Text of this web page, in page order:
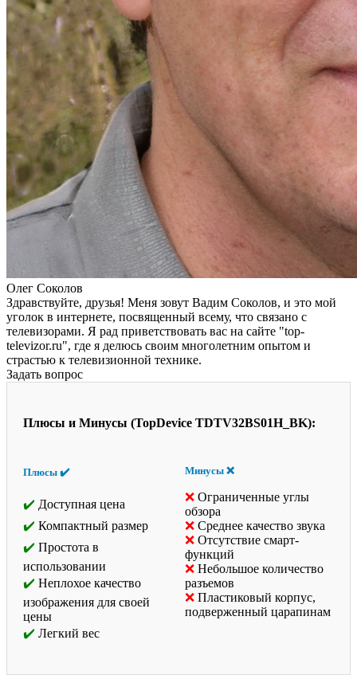
Олег Соколов
Здравствуйте, друзья! Меня зовут Вадим Соколов, и это мой
уголок в интернете, посвященный всему, что связано с
телевизорами. Я рад приветствовать вас на сайте "top-
televizor.ru", где я делюсь своим многолетним опытом и
страстью к телевизионной технике.
Задать вопрос
Плюсы и Минусы (TopDevice TDTV32BS01H_BK):
Плюсы ✔️
Доступная цена
Компактный размер
Простота в
использовании
Неплохое качество
изображения для своей
цены
Легкий вес
Минусы ❌
Ограниченные углы
обзора
Среднее качество звука
Отсутствие смарт-
функций
Небольшое количество
разъемов
Пластиковый корпус,
подверженный царапинам